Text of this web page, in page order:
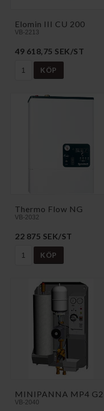
Elomin III CU 200
VB-2213
49 618,75 SEK/ST
KÖP
Thermo Flow NG
VB-2032
22 875 SEK/ST
KÖP
MINIPANNA MP4 G2
VB-2040